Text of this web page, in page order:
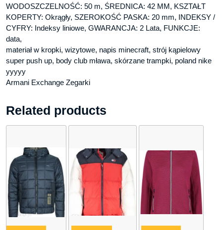
WODOSZCZELNOŚĆ: 50 m, ŚREDNICA: 42 MM, KSZTAŁT
KOPERTY: Okrągły, SZEROKOŚĆ PASKA: 20 mm, INDEKSY /
CYFRY: Indeksy liniowe, GWARANCJA: 2 Lata, FUNKCJE:
data,
materiał w kropki, wizytowe, napis minecraft, strój kąpielowy
super push up, body club mława, skórzane trampki, poland nike
yyyyy
Armani Exchange Zegarki
Related products